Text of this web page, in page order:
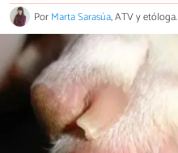
PorMarta Sarasúa, ATV y etóloga.